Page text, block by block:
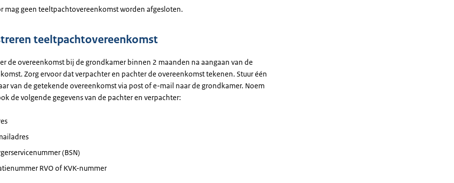
mag geen teeltpachtovereenkomst worden afgesloten.
teeltpachtovereenkomst
de overeenkomst bij de grondkamer binnen 2 maanden na aangaan van de
Zorg ervoor dat verpachter en pachter de overeenkomst tekenen. Stuur één
van de getekende overeenkomst via post of e-mail naar de grondkamer. Noem
de volgende gegevens van de pachter en verpachter:
(BSN)
RVO of KVK-nummer